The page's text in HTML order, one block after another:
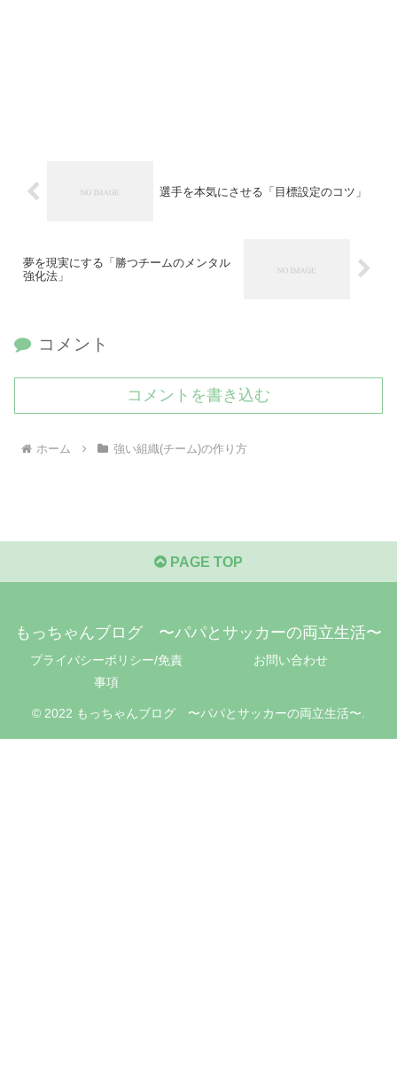
選手を本気にさせる「目標設定のコツ」
夢を現実にする「勝つチームのメンタル
強化法」
コメント
コメントを書き込む
ホーム 強い組織(チーム)の作り方
PAGE TOP
もっちゃんブログ 〜パパとサッカーの両立生活〜
プライバシーポリシー/免責
事項
お問い合わせ
© 2022 もっちゃんブログ 〜パパとサッカーの両立生活〜.